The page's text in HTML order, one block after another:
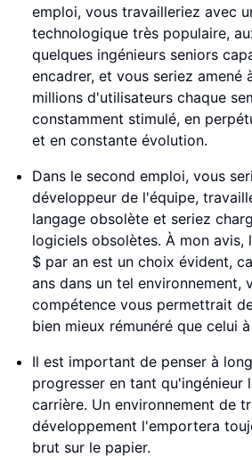
emploi, vous travailleriez avec
technologique très populaire,
quelques ingénieurs seniors
encadrer, et vous seriez amené
millions d'utilisateurs chaque
constamment stimulé, en
et en constante évolution.
Dans le second emploi, vous
développeur de l'équipe,
langage obsolète et seriez
logiciels obsolètes. À mon avis,
$ par an est un choix évident,
ans dans un tel environnement,
compétence vous permettrait
bien mieux rémunéré que celui
Il est important de penser à
progresser en tant qu'ingénieur
carrière. Un environnement de
développement l'emportera
brut sur le papier.